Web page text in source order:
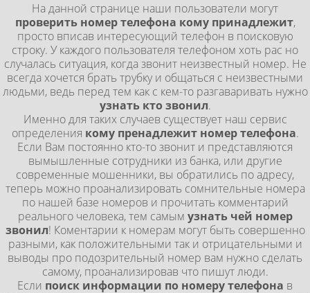
На данной странице наши пользователи могут
проверить номер телефона кому принадлежит,
просто вписав интересующий телефон в поисковую
строку. У каждого пользователя телефоном хоть рас но
случалась ситуация, когда звонит неизвестный номер. Не
всегда хочется брать трубку и общаться с неизвестными
людьми, ведь перед тем как с кем-то разгаваривать нужно
узнать кто звонил.
Именно для таких случаев существует наш сервис
определения кому пренадлежит номер телефона.
Если Вам постоянно кто-то звонит и представляются
вымышленные сотрудники из банка, или другие
современные мошенники, вы обратились по адресу,
теперь можно проанализировать сомнительные номера
по нашей базе номеров и прочитать комментарий
реального человека, тем самым узнать чей номер
звонил! Коментарии к номерам могут быть совершенно
разными, как положительными так и отрицательными и
выводы про подозрительный номер вам нужно сделать
самому, проанализировав что пишут люди.
Если поиск информации по номеру телефона в